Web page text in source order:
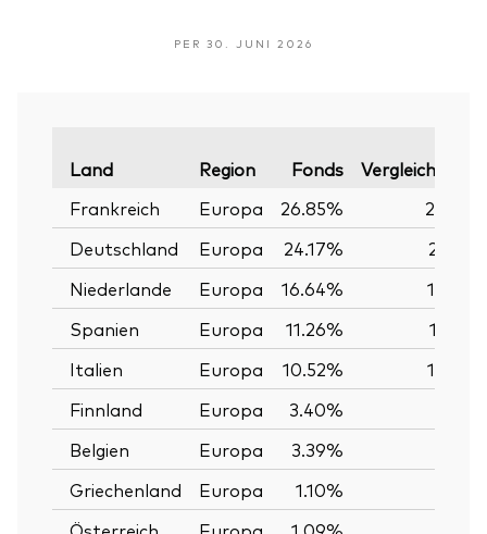
PER 30. JUNI 2026
Land Region Fonds
Vergleichsindex
Frankreich
Europa 26.85%
26.83%
Deutschland
Europa 24.17%
24.16%
Niederlande
Europa 16.64%
16.63%
Spanien
Europa 11.26%
11.30%
Italien
Europa 10.52%
10.52%
Finnland
Europa 3.40%
Belgien
Europa 3.39%
Griechenland
Europa 1.10%